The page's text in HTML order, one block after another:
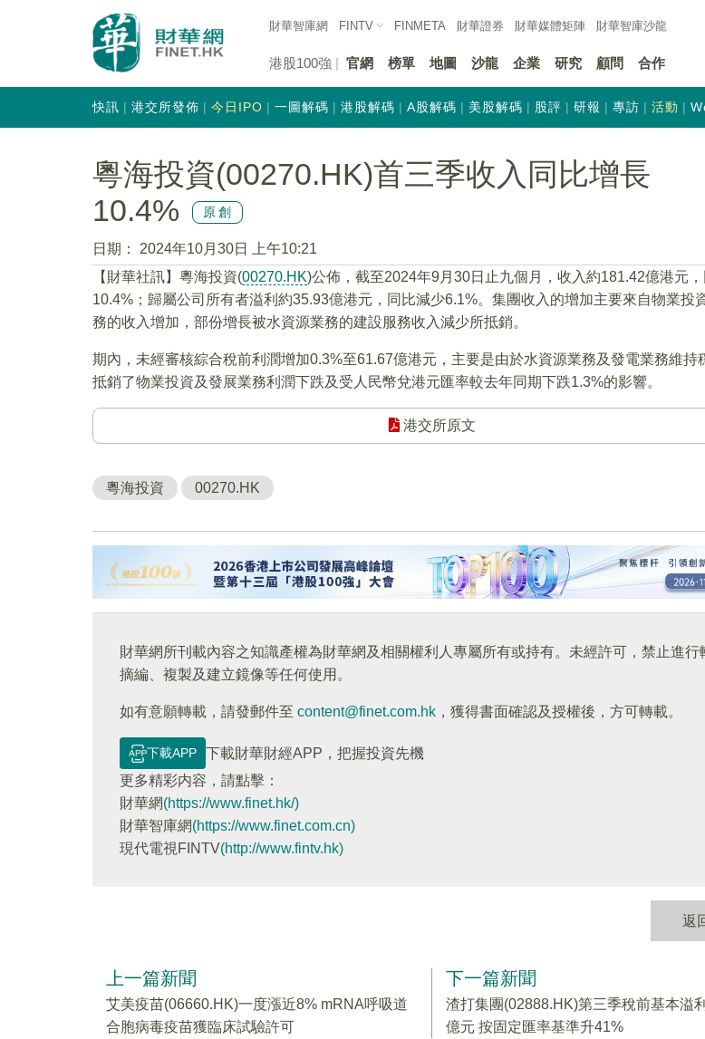
財華智庫網 FINTV FINMETA 財華證券 財華媒體矩陣 財華智庫沙龍
港股100強 官網 榜單 地圖 沙龍 企業 研究 顧問 合作
快訊 港交所發佈 今日IPO 一圖解碼 港股解碼 A股解碼 美股解碼 股評 研報 專訪 活動
粵海投資(00270.HK)首三季收入同比增長
10.4%
原創
日期：
2024年10月30日 上午10:21
【財華社訊】粵海投資(00270.HK)公佈，截至2024年9月30日止九個月，收入約181.42億港元
10.4%；歸屬公司所有者溢利約35.93億港元，同比減少6.1%。集團收入的增加主要來自物業投
務的收入增加，部份增長被水資源業務的建設服務收入減少所抵銷。
期內，未經審核綜合稅前利潤增加0.3%至61.67億港元，主要是由於水資源業務及發電業務維持
抵銷了物業投資及發展業務利潤下跌及受人民幣兌港元匯率較去年同期下跌1.3%的影響。
港交所原文
粵海投資 00270.HK
財華網所刊載內容之知識產權為財華網及相關權利人專屬所有或持有。未經許可，禁止進行
摘編、複製及建立鏡像等任何使用。
如有意願轉載，請發郵件至 content@finet.com.hk ，獲得書面確認及授權後，方可轉載。
下載APP
下載財華財經APP，把握投資先機
更多精彩内容，請點擊：
財華網(https://www.finet.hk/)
財華智庫網(https://www.finet.com.cn)
現代電視FINTV(http://www.fintv.hk)
返
上一篇新聞
艾美疫苗(06660.HK)一度漲近8% mRNA呼吸道
合胞病毒疫苗獲臨床試驗許可
下一篇新聞
渣打集團(02888.HK)第三季稅前基本溢
億元 按固定匯率基準升41%